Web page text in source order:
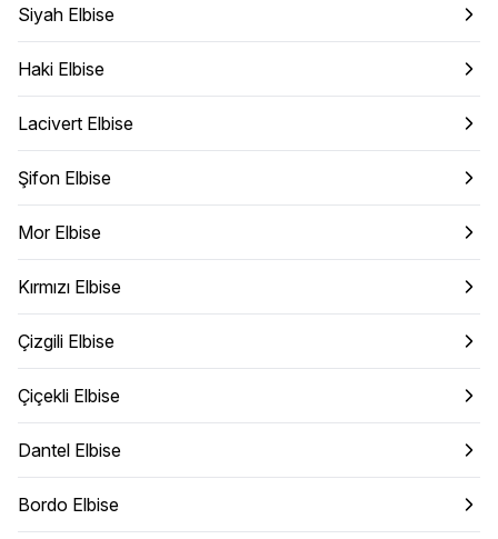
Siyah Elbise
Haki Elbise
Lacivert Elbise
Şifon Elbise
Mor Elbise
Kırmızı Elbise
Çizgili Elbise
Çiçekli Elbise
Dantel Elbise
Bordo Elbise